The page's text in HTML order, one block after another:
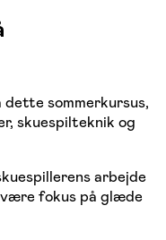
sommerkursus,
skuespilteknik og
arbejde
fokus på glæde